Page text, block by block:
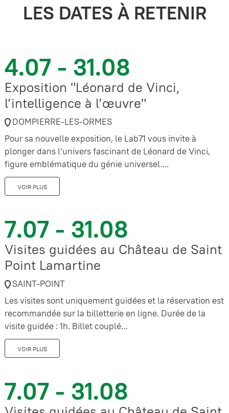
LES DATES À RETENIR
4.07 - 31.08
Exposition "Léonard de Vinci,
l’intelligence à l’œuvre"
DOMPIERRE-LES-ORMES
Pour sa nouvelle exposition, le Lab71 vous invite à
plonger dans l’univers fascinant de Léonard de Vinci,
figure emblématique du génie universel....
VOIR PLUS
7.07 - 31.08
Visites guidées au Château de Saint
Point Lamartine
SAINT-POINT
Les visites sont uniquement guidées et la réservation est
recommandée sur la billetterie en ligne. Durée de la
visite guidée : 1h. Billet couplé...
VOIR PLUS
7.07 - 31.08